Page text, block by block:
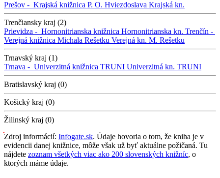
Prešov - Krajská knižnica P. O. Hviezdoslava Krajská kn.
Trenčiansky kraj (2)
Prievidza - Hornonitrianska knižnica Hornonitrianska kn. Trenčín -
Verejná knižnica Michala Rešetku Verejná kn. M. Rešetku
Trnavský kraj (1)
Trnava - Univerzitná knižnica TRUNI Univerzitná kn. TRUNI
Bratislavský kraj (0)
Košický kraj (0)
Žilinský kraj (0)
Zdroj informácií: Infogate.sk. Údaje hovoria o tom, že kniha je v
evidencii danej knižnice, môže však už byť aktuálne požičaná. Tu
nájdete zoznam všetkých viac ako 200 slovenských knižníc, o
ktorých máme údaje.